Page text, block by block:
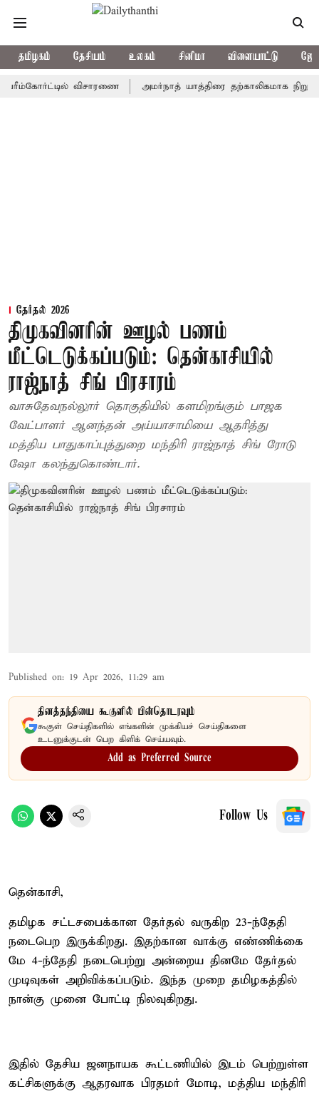
தமிழகம் தேசியம் உலகம் சினிமா விளையாட்டு
விசாரணை அமர்நாத் யாத்திரை தற்காலிகமாக நிறுத்தம்
தேர்தல் 2026
திமுகவினரின் ஊழல் பணம்
மீட்டெடுக்கப்படும்: தென்காசியில்
ராஜ்நாத் சிங் பிரசாரம்
வாசுதேவநல்லூர் தொகுதியில் களமிறங்கும் பாஜக
வேட்பாளர் ஆனந்தன் அய்யாசாமியை ஆதரித்து
மத்திய பாதுகாப்புத்துறை மந்திரி ராஜ்நாத் சிங் ரோடு
ஷோ கலந்துகொண்டார்.
Published on: 19 Apr 2026, 11:29 am
தினத்தந்தியை கூகுளில் பின்தொடரவும்
கூகுள் செய்திகளில் எங்களின் முக்கியச் செய்திகளை
உடனுக்குடன் பெற கிளிக் செய்யவும்.
Add as Preferred Source
Follow Us
தென்காசி,
தமிழக சட்டசபைக்கான தேர்தல் வருகிற 23-ந்தேதி
நடைபெற இருக்கிறது. இதற்கான வாக்கு எண்ணிக்கை
மே 4-ந்தேதி நடைபெற்று அன்றைய தினமே தேர்தல்
முடிவுகள் அறிவிக்கப்படும். இந்த முறை தமிழகத்தில்
நான்கு முனை போட்டி நிலவுகிறது.
இதில் தேசிய ஜனநாயக கூட்டணியில் இடம் பெற்றுள்ள
கட்சிகளுக்கு ஆதரவாக பிரதமர் மோடி, மத்திய மந்திரி